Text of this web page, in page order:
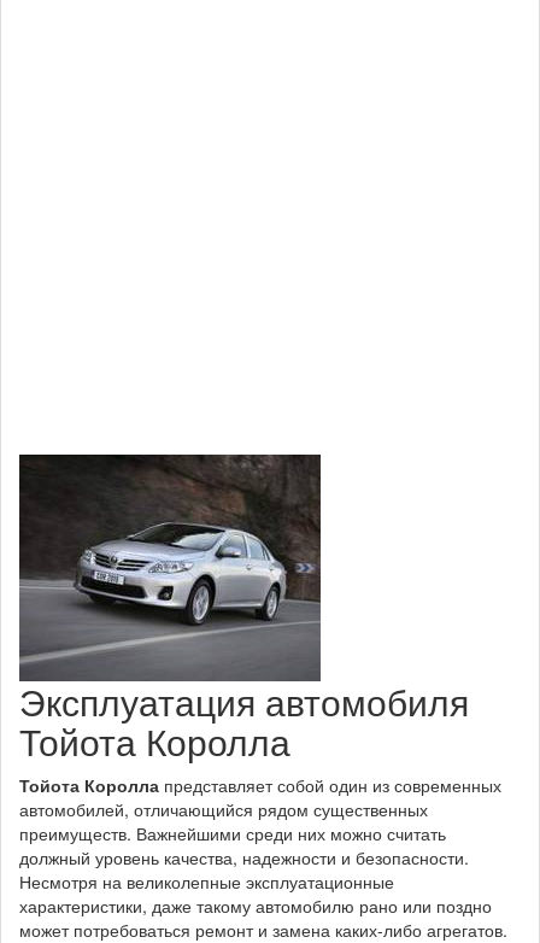
Эксплуатация автомобиля
Тойота Королла
Тойота Королла представляет собой один из современных
автомобилей, отличающийся рядом существенных
преимуществ. Важнейшими среди них можно считать
должный уровень качества, надежности и безопасности.
Несмотря на великолепные эксплуатационные
характеристики, даже такому автомобилю рано или поздно
может потребоваться ремонт и замена каких-либо агрегатов.